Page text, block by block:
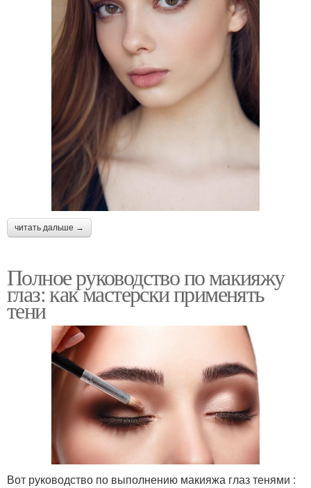
читать дальше →
Полное руководство по макияжу
глаз: как мастерски применять
тени
Вот руководство по выполнению макияжа глаз тенями :